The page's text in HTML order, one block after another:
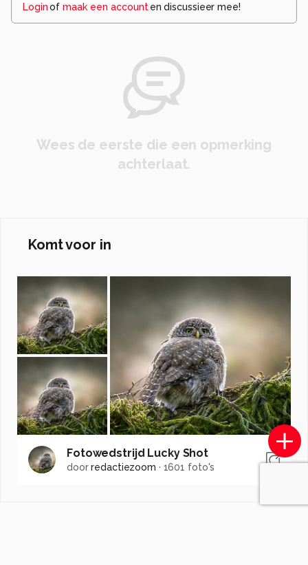
Loginof maak een account en discussieer mee!
Wees de eerste die een opmerking
achterlaat.
Komt voor in
Fotowedstrijd Lucky Shot
doorredactiezoom · 1601 foto's